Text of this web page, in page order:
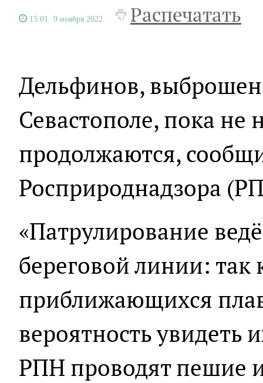
15:01 9 ноября 2022 Распечатать
Дельфинов,
Севастополе, пока
продолжаются,
Росприроднадзора
«Патрулирование
береговой линии: так
приближающихся
вероятность увидеть
РПН проводят пешие